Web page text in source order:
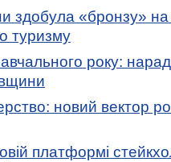
здобула «бронзу» на
туризму
року:
новий вектор
платформі